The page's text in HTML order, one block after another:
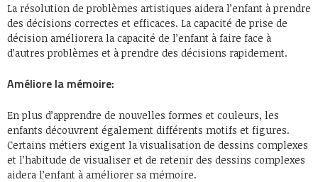
La résolution de problèmes artistiques aidera l’enfant à prendre
des décisions correctes et efficaces. La capacité de prise de
décision améliorera la capacité de l’enfant à faire face à
d’autres problèmes et à prendre des décisions rapidement.
Améliore la mémoire:
En plus d’apprendre de nouvelles formes et couleurs, les
enfants découvrent également différents motifs et figures.
Certains métiers exigent la visualisation de dessins complexes
et l’habitude de visualiser et de retenir des dessins complexes
aidera l’enfant à améliorer sa mémoire.